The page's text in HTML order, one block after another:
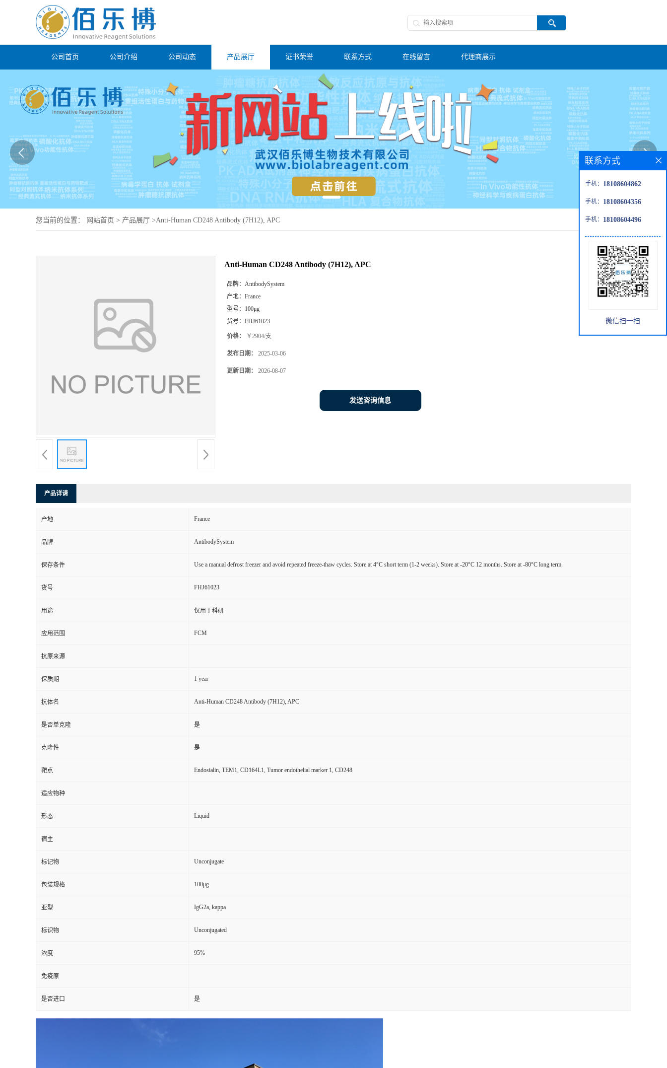
公司首页 公司介绍 公司动态 产品展厅 证书荣誉 联系方式 在线留言 代理商展示
您当前的位置： 网站首页 > 产品展厅 >Anti-Human CD248 Antibody (7H12), APC
Anti-Human CD248 Antibody (7H12), APC
品牌： AntibodySystem
产地： France
型号： 100μg
货号： FHJ61023
价格： ￥2904/支
发布日期： 2025-03-06
更新日期： 2026-08-07
发送咨询信息
产品详请
产地 France
品牌 AntibodySystem
保存条件 Use a manual defrost freezer and avoid repeated freeze-thaw cycles. Store at 4°C short term (1-2 weeks). Store at -20°C 12 months. Store at -80°C long term.
货号 FHJ61023
用途 仅用于科研
应用范围 FCM
抗原来源
保质期 1 year
抗体名 Anti-Human CD248 Antibody (7H12), APC
是否单克隆 是
克隆性 是
靶点 Endosialin, TEM1, CD164L1, Tumor endothelial marker 1, CD248
适应物种
形态 Liquid
宿主
标记物 Unconjugate
包装规格 100μg
亚型 IgG2a, kappa
标识物 Unconjugated
浓度 95%
免疫原
是否进口 是
联系方式
手机： 18108604862
手机： 18108604356
手机： 18108604496
微信扫一扫